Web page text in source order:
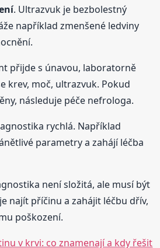
. Ultrazvuk je bezbolestný
například zmenšené ledviny
přijde s únavou, laboratorně
krev, moč, ultrazvuk. Pokud
následuje péče nefrologa.
rychlá. Například
parametry a zahájí léčba
není složitá, ale musí být
najít příčinu a zahájit léčbu dřív,
poškození.
v krvi: co znamenají a kdy řešit